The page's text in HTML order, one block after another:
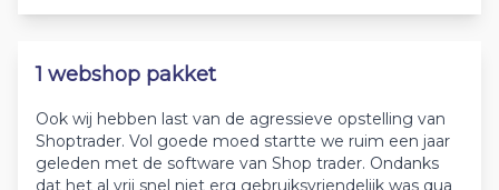
1 webshop pakket
Ook wij hebben last van de agressieve opstelling van
Shoptrader. Vol goede moed startte we ruim een jaar
geleden met de software van Shop trader. Ondanks
dat het al vrij snel niet erg gebruiksvriendelijk was qua